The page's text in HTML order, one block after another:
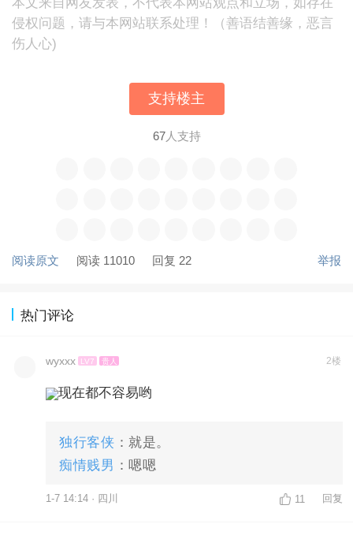
侵权问题，请与本网站联系处理！（善语结善缘，恶言
伤人心)
支持楼主
67人支持
阅读原文 阅读 11010 回复 22 举报
热门评论
wyxxx LV7 贵人 2楼
现在都不容易哟
独行客侠 ：就是。
痴情贱男 ：嗯嗯
1-7 14:14 · 四川 11 回复